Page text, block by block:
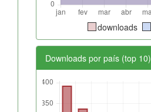
downloads
Downloads por país (top 10)